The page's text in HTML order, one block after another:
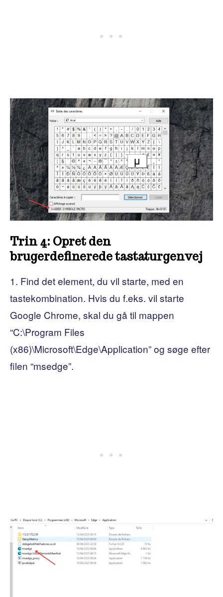
Trin 4: Opret den
brugerdefinerede tastaturgenvej
1. Find det element, du vil starte, med en
tastekombination. Hvis du f.eks. vil starte
Google Chrome, skal du gå til mappen
“C:\Program Files
(x86)\Microsoft\Edge\Application” og søge efter
filen “msedge”.